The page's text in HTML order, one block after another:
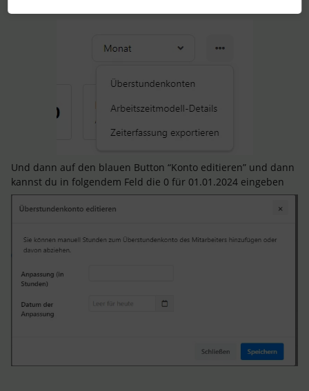
Und dann auf den blauen Button “Konto editieren” und dann
kannst du in folgendem Feld die 0 für 01.01.2024 eingeben